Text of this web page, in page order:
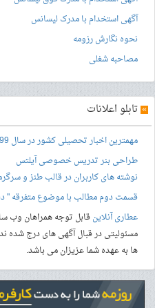
آگهی استخدام با مدرک لیسانس
نحوه نگارش رزومه
مصاحبه شغلی
» تابلو اعلانات
مهمترین اخبار تحصیلی کشور در سال 99
طراحی بنرتدریس خصوصی آیلتس
نوشته های کاربران در قالب طنز و
قسمت دوم مطالب با موضوع متفرقه "
عطاری آنلاینقابل توجه همراهان وب
مسئولیتی در قبال آگهی های درج شده
ها به عهده شما عزیزان می باشد.